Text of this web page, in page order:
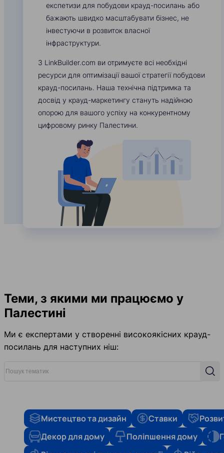
експетизи для побудови крауд-посилань або
бажають швидко масштабувати бізнес, не
інвестуючи в розвиток власної
інфраструктури.
З LinkBuilder.com ви отримуєте всі необхідні
ресурси для оптимізації вашої стратегії побудови
крауд-посилань. Наша технічна підтримка та
досвід у крауд-маркетингу стануть надійною
опорою для вашого успіху на конкурентному
цифровому ринку Палестини.
Теми, з якими ми працюємо у
Палестині
Ми є експертами у створенні високоякісних крауд-
посилань для наступних ніш:
Мистецтво та дизайн Ставки
Декор для дому
Поліпшення дому